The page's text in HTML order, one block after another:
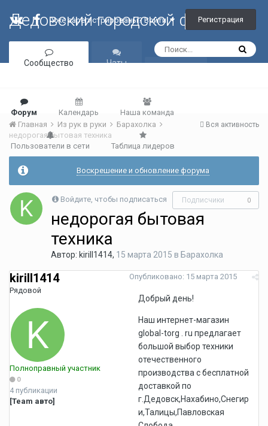
Дедовский городской форум
Уже зарегистрированы? Войти Регистрация
Сообщество
Форум Календарь Наша команда
Пользователи в сети Таблица лидеров
Чаты
Вся активность
Главная Из рук в руки
Барахолка
недорогая бытовая техника
Воскрешение и обновление форума
Войдите, чтобы подписаться Подписчики 0
недорогая бытовая
техника
Автор: kirill1414, 15 марта 2015 в Барахолка
kirill1414
Рядовой
Полноправный участник
0
4 публикации
[Team авто]
Опубликовано: 15 марта 2015
Добрый день!
Наш интернет-магазин
global-torg . ru предлагает
большой выбор техники
отечественного
производства с бесплатной
доставкой по
г.Дедовск,Нахабино,Снегир
и,Талицы,Павловская